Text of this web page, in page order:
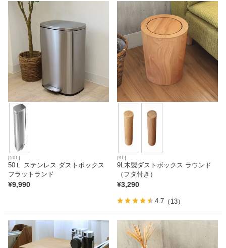
学習机
[50L]
50Ｌ ステンレス ダストボックス
フラットランド
¥9,990
[9L]
9L木製ダストボックス ラウンド
（フタ付き）
¥3,290
4.7 （13）